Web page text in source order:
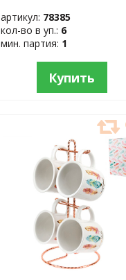
артикул: 78385
кол-во в уп.: 6
мин. партия: 1
Купить
ИЗБРАННОЕ